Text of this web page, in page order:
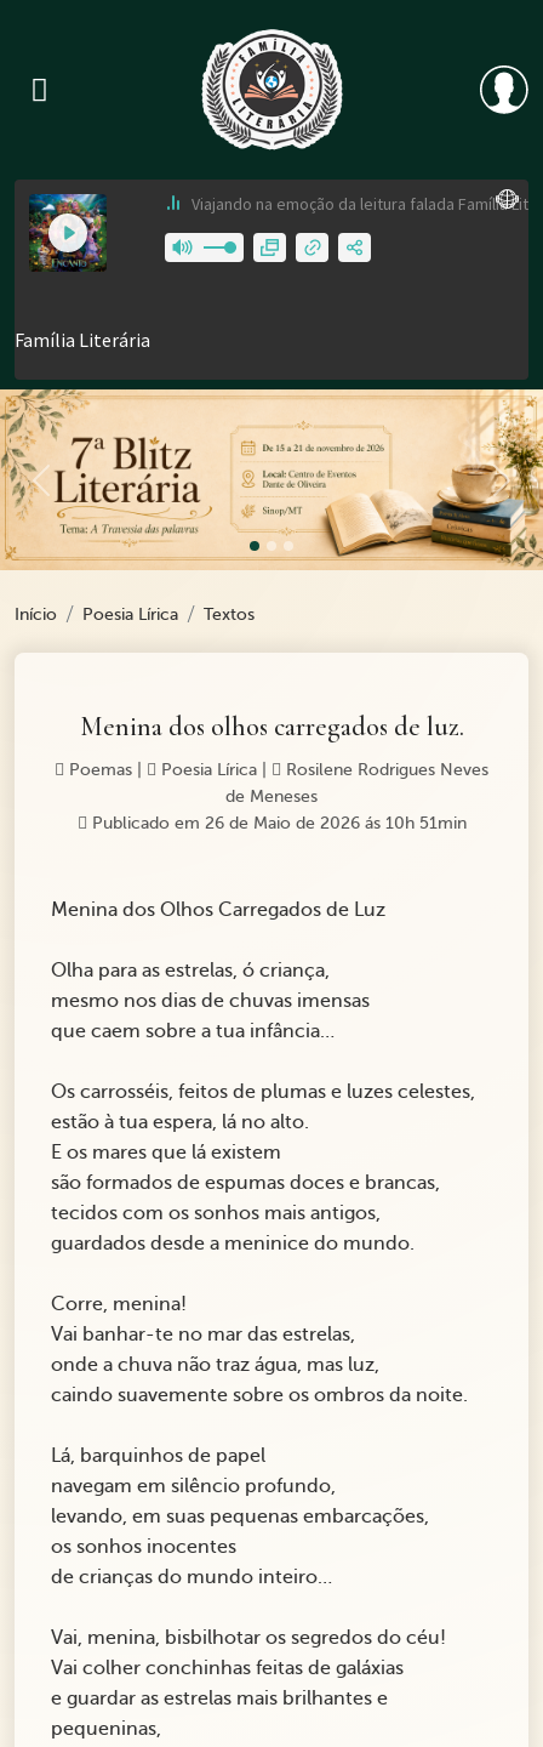
Previous
Início Poesia Lírica Textos
Menina dos olhos carregados de luz.
Poemas Poesia Lírica
Rosilene Rodrigues Neves
de Meneses
Publicado em 26 de Maio de 2026 ás 10h 51min
Menina dos Olhos Carregados de Luz
Olha para as estrelas, ó criança,
mesmo nos dias de chuvas imensas
que caem sobre a tua infância…
Os carrosséis, feitos de plumas e luzes celestes,
estão à tua espera, lá no alto.
E os mares que lá existem
são formados de espumas doces e brancas,
tecidos com os sonhos mais antigos,
guardados desde a meninice do mundo.
Corre, menina!
Vai banhar-te no mar das estrelas,
onde a chuva não traz água, mas luz,
caindo suavemente sobre os ombros da noite.
Lá, barquinhos de papel
navegam em silêncio profundo,
levando, em suas pequenas embarcações,
os sonhos inocentes
de crianças do mundo inteiro…
Vai, menina, bisbilhotar os segredos do céu!
Vai colher conchinhas feitas de galáxias
e guardar as estrelas mais brilhantes e
pequeninas,